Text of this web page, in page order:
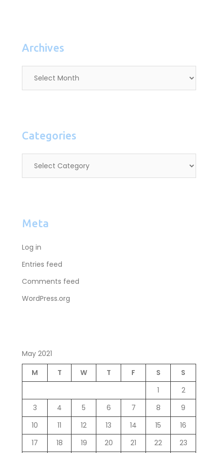
Archives
Categories
Meta
Log in
Entries feed
Comments feed
WordPress.org
May 2021
M
T W T F S
S
1
2
3
4 5 6 7 8
9
10
11 12 13 14 15
16
17
18 19 20 21 22 23